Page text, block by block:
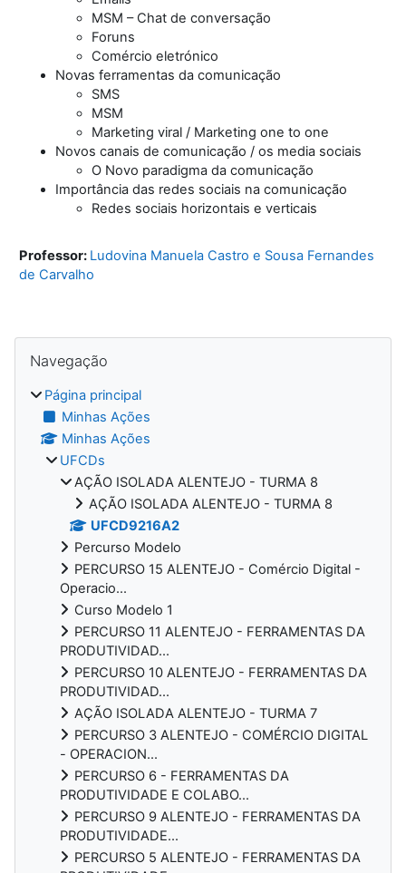
MSM – Chat de conversação
Foruns
Comércio eletrónico
Novas ferramentas da comunicação
SMS
MSM
Marketing viral / Marketing one to one
Novos canais de comunicação / os media sociais
O Novo paradigma da comunicação
Importância das redes sociais na comunicação
Redes sociais horizontais e verticais
Professor: Ludovina Manuela Castro e Sousa Fernandes
de Carvalho
Blocos
Navegação
Página principal
Minhas Ações
Minhas Ações
UFCDs
AÇÃO ISOLADA ALENTEJO - TURMA 8
AÇÃO ISOLADA ALENTEJO - TURMA 8
UFCD9216A2
Percurso Modelo
PERCURSO 15 ALENTEJO - Comércio Digital -
Operacio...
Curso Modelo 1
PERCURSO 11 ALENTEJO - FERRAMENTAS DA
PRODUTIVIDAD...
PERCURSO 10 ALENTEJO - FERRAMENTAS DA
PRODUTIVIDAD...
AÇÃO ISOLADA ALENTEJO - TURMA 7
PERCURSO 3 ALENTEJO - COMÉRCIO DIGITAL
- OPERACION...
PERCURSO 6 - FERRAMENTAS DA
PRODUTIVIDADE E COLABO...
PERCURSO 9 ALENTEJO - FERRAMENTAS DA
PRODUTIVIDADE...
PERCURSO 5 ALENTEJO - FERRAMENTAS DA